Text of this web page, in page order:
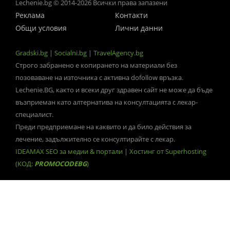
Lechenie.bg © 2014-2026 Всички права запазени
Реклама
Контакти
Общи условия
Лични данни
Gradski.bg | Socialni.bg | TravelAgency.bg
Строго забранено е копирането на материали без
позоваване на източника с активна dofollow връзка.
Lechenie.BG, както и всеки друг здравен сайт не може да бъде
възприеман като алтернатива на консултацията с лекар-
специалист.
Преди предприемане на каквито и да било действия за
лечение, задължително се консултирайте с лекар.
IDEAMAX SEO за медии & портали | Хостинг от Superhosting
(КОД: PROMOCODEBG)